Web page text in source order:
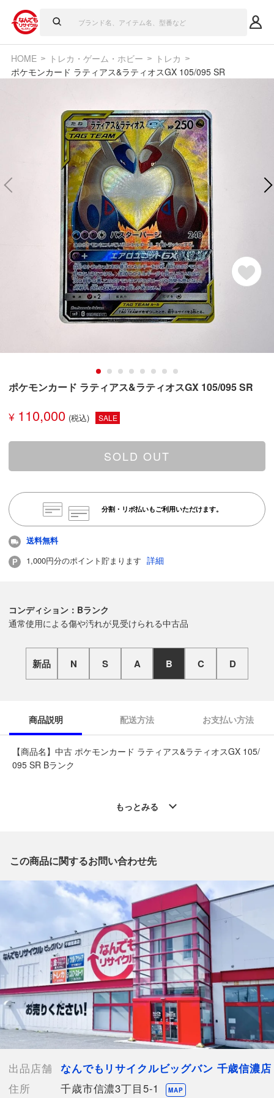
HOME トレカ・ゲーム・ホビー
トレカ
ポケモンカード ラティアス&ラティオスGX 105/095 SR
ポケモンカード ラティアス&ラティオスGX 105/095 SR
¥ 110,000 SALE
SOLD OUT
分割・リボ払いもご利用いただけます。
送料無料
1,000円分のポイント貯まります 詳細
コンディション：Bランク
通常使用による傷や汚れが見受けられる中古品
新品 N S A B C D
商品説明 配送方法 お支払い方法
【商品名】中古 ポケモンカード ラティアス&ラティオスGX 105/
095 SR Bランク
※「なんでもリサイクルビッグバン 公式オンラインストアの出
電話番号：0123-40-3196
【店舗内商品コード】1013103675890
【メーカー】
【枚数】1枚
【付属品】なし
【ランク】Bランク
通常使用による傷や汚れが見受けられる中古品
【詳細備考】
わずかに裏面の角に白かけがあり、表面の角には剥がれがござい
ます。
裏面にうっすらとスレ傷のようなものが見受けられます。
一度店頭と併売している商品のため傷、白かけ、反りがございま
すので
もっとみる
この商品に関するお問い合わせ先
出品店舗
なんでもリサイクルビッグバン 千歳信濃店
住所
千歳市信濃3丁目5-1 MAP